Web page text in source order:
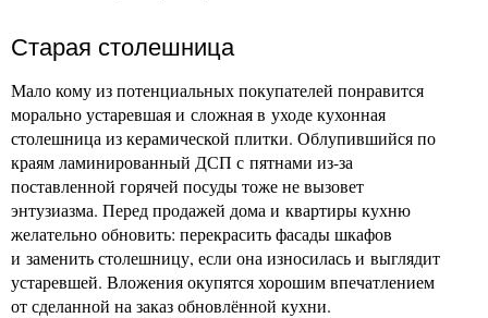
Старая столешница
Мало кому из потенциальных покупателей понравится
морально устаревшая и сложная в уходе кухонная
столешница из керамической плитки. Облупившийся по
краям ламинированный ДСП с пятнами из-за
поставленной горячей посуды тоже не вызовет
энтузиазма. Перед продажей дома и квартиры кухню
желательно обновить: перекрасить фасады шкафов
и заменить столешницу, если она износилась и выглядит
устаревшей. Вложения окупятся хорошим впечатлением
от сделанной на заказ обновлённой кухни.